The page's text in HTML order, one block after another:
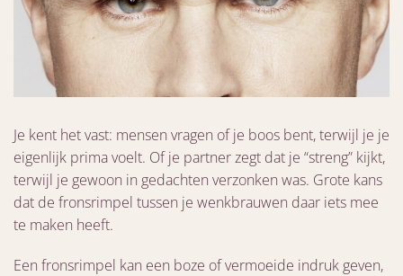
Je kent het vast: mensen vragen of je boos bent, terwijl je je
eigenlijk prima voelt. Of je partner zegt dat je “streng” kijkt,
terwijl je gewoon in gedachten verzonken was. Grote kans
dat de fronsrimpel tussen je wenkbrauwen daar iets mee
te maken heeft.
Een fronsrimpel kan een boze of vermoeide indruk geven,